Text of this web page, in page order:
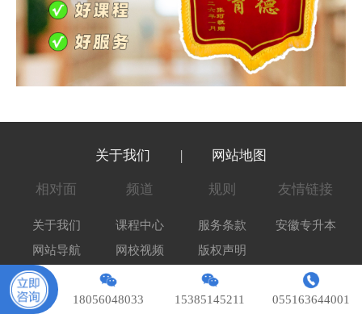
18056048033 15385145211 055163644001
关于我们 | 网站地图
相对面
关于我们
网站导航
联系我们
在线客服
频道
课程中心
网校视频
规则
服务条款
版权声明
友情链接
安徽专升本